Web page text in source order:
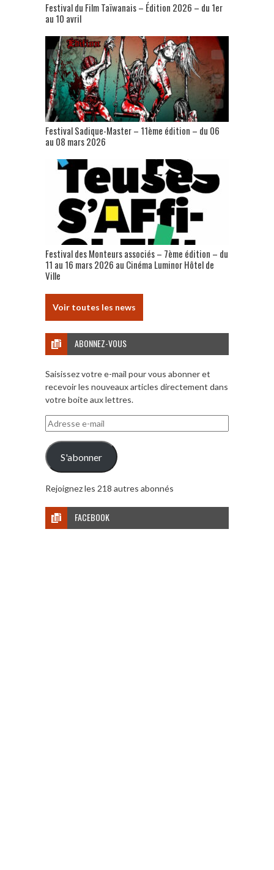
Festival du Film Taïwanais – Édition 2026 – du 1er
au 10 avril
Festival Sadique-Master – 11ème édition – du 06
au 08 mars 2026
Festival des Monteurs associés – 7ème édition – du
11 au 16 mars 2026 au Cinéma Luminor Hôtel de
Ville
Voir toutes les news
ABONNEZ-VOUS
Saisissez votre e-mail pour vous abonner et
recevoir les nouveaux articles directement dans
votre boite aux lettres.
Adresse
e-
mail
S'abonner
Rejoignez les 218 autres abonnés
FACEBOOK